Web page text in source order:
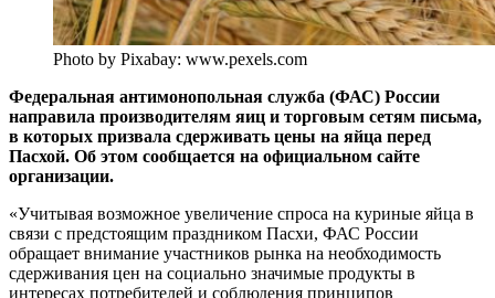
Photo by Pixabay: www.pexels.com
Федеральная антимонопольная служба (ФАС) России
направила производителям яиц и торговым сетям письма,
в которых призвала сдерживать цены на яйца перед
Пасхой. Об этом сообщается на официальном сайте
организации.
«Учитывая возможное увеличение спроса на куриные яйца в
связи с предстоящим праздником Пасхи, ФАС России
обращает внимание участников рынка на необходимость
сдерживания цен на социально значимые продукты в
интересах потребителей и соблюдения принципов